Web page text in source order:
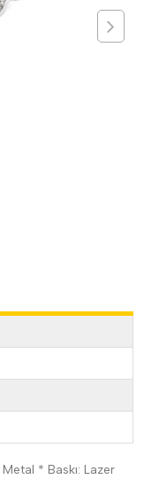
* Baskı: Lazer